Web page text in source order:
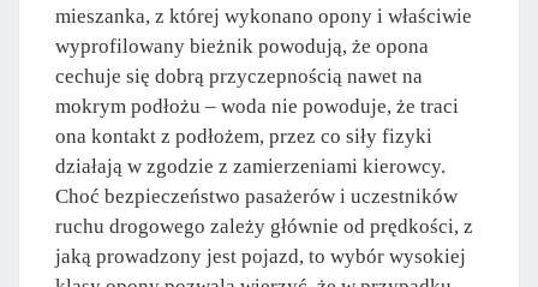
mieszanka, z której wykonano opony i właściwie
wyprofilowany bieżnik powodują, że opona
cechuje się dobrą przyczepnością nawet na
mokrym podłożu – woda nie powoduje, że traci
ona kontakt z podłożem, przez co siły fizyki
działają w zgodzie z zamierzeniami kierowcy.
Choć bezpieczeństwo pasażerów i uczestników
ruchu drogowego zależy głównie od prędkości, z
jaką prowadzony jest pojazd, to wybór wysokiej